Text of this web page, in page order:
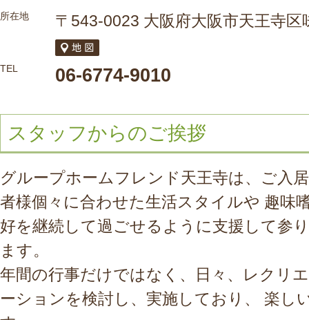
所在地 〒543-0023 大阪府大阪市天王寺区
TEL 06-6774-9010
スタッフからのご挨拶
グループホームフレンド天王寺は、ご入居
者様個々に合わせた生活スタイルや 趣味
好を継続して過ごせるように支援して参り
ます。
年間の行事だけではなく、日々、レクリエ
ーションを検討し、実施しており、 楽し